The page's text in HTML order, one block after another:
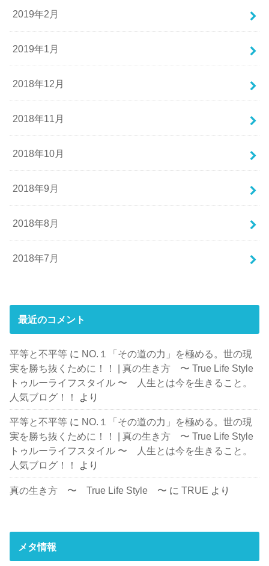
2019年2月
2019年1月
2018年12月
2018年11月
2018年10月
2018年9月
2018年8月
2018年7月
最近のコメント
平等と不平等 に NO.１「その道の力」を極める。世の現
実を勝ち抜くために！！ | 真の生き方 〜 True Life Style
トゥルーライフスタイル 〜 人生とは今を生きること。
人気ブログ！！
より
平等と不平等 に NO.１「その道の力」を極める。世の現
実を勝ち抜くために！！ | 真の生き方 〜 True Life Style
トゥルーライフスタイル 〜 人生とは今を生きること。
人気ブログ！！
より
真の生き方 〜 True Life Style 〜 にTRUE より
メタ情報